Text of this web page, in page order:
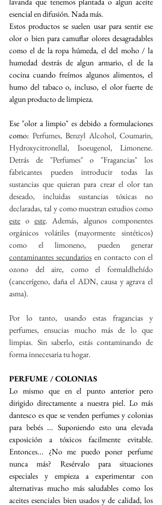
esencial en difusión. Nada más.
Estos productos se suelen usar para sentir ese
olor o bien para camuflar olores desagradables
como el de la ropa húmeda, el del moho / la
humedad destrás de algun armario, el de la
cocina cuando freímos algunos alimentos, el
humo del tabaco o, incluso, el olor fuerte de
algun producto de limpieza.
Ese "olor a limpio" es debido a formulaciones
como: Perfumes, Benzyl Alcohol, Coumarin,
Hydroxycitronellal, Isoeugenol, Limonene.
Detrás de "Perfumes" o "Fragancias" los
fabricantes pueden introducir todas las
sustancias que quieran para crear el olor tan
deseado, incluidas sustancias tóxicas no
este o este. Además, algunos componentes
orgánicos volátiles (mayormente sintéticos)
contaminantes secundarios en contacto con el
ozono del aire, como el formaldhehído
(cancerígeno, daña el ADN, causa y agrava el
asma).
Por lo tanto, usando estas fragancias y
perfumes, ensucias mucho más de lo que
limpias. Sin saberlo, estás contaminando de
forma innecesaria tu hogar.
PERFUME / COLONIAS
Lo mismo que en el punto anterior pero
dirigido directamente a nuestra piel. Lo más
dantesco es que se venden perfumes y colonias
para bebés ... Suponiendo esto una elevada
exposición a tóxicos facilmente evitable.
Entonces... ¿No me puedo poner perfume
nunca más? Resérvalo para situaciones
especiales y empieza a experimentar con
alternativas mucho más saludables como los
aceites esenciales bien usados y de calidad, los